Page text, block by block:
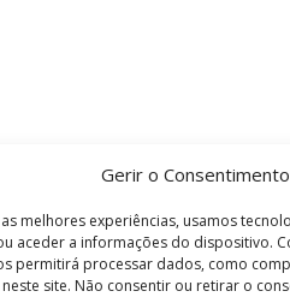
Gerir o Consentimento
melhores experiências, usamos
aceder a informações do dispositivo.
permitirá processar dados, como
neste site. Não consentir ou retirar o